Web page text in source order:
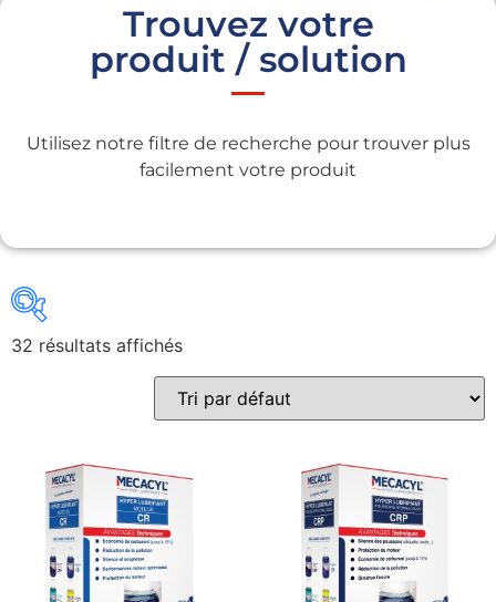
Trouvez votre
produit / solution
Utilisez notre filtre de recherche pour trouver plus
facilement votre produit
Gains recherchés
Gains recherchés
32 résultats affichés